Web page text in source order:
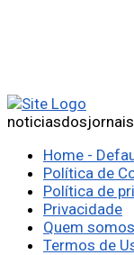
Home -
Política de
Política de
Privacidade
Quem somos
Termos de